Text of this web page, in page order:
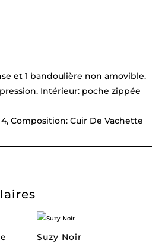
et 1 bandoulière non amovible.
Intérieur: poche zippée
4, Composition: Cuir De Vachette
Suzy Noir